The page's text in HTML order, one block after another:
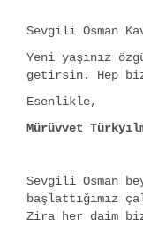
Sevgili Osman
Yeni yaşınız
getirsin. Hep
Esenlikle,
Mürüvvet
Sevgili Osman
başlattığımız
Zira her daim